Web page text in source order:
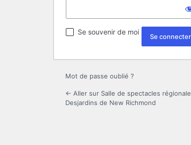
Se souvenir de moi
Mot de passe oublié ?
← Aller sur Salle de spectacles régionale
Desjardins de New Richmond